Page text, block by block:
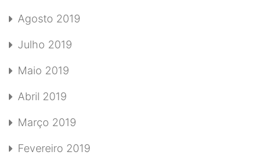
Agosto 2019
Julho 2019
Maio 2019
Abril 2019
Março 2019
Fevereiro 2019